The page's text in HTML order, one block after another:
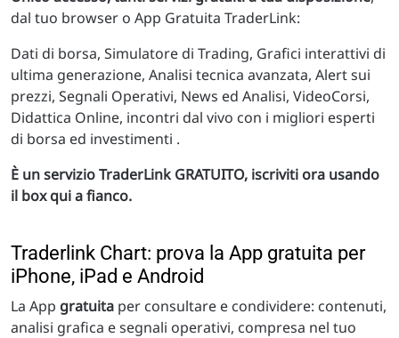
dal tuo browser o App Gratuita TraderLink:
Dati di borsa, Simulatore di Trading, Grafici interattivi di
ultima generazione, Analisi tecnica avanzata, Alert sui
prezzi, Segnali Operativi, News ed Analisi, VideoCorsi,
Didattica Online, incontri dal vivo con i migliori esperti
di borsa ed investimenti .
È un servizio TraderLink GRATUITO, iscriviti ora usando
il box qui a fianco.
Traderlink Chart: prova la App gratuita per
iPhone, iPad e Android
La App gratuita per consultare e condividere: contenuti,
analisi grafica e segnali operativi, compresa nel tuo